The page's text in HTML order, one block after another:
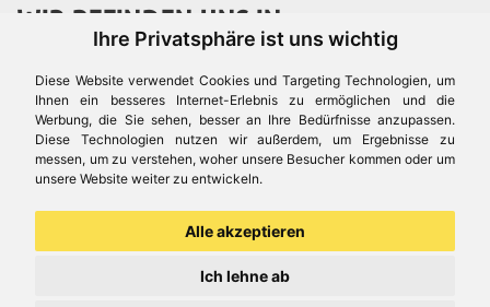
Ihre Privatsphäre ist uns wichtig
Diese Website verwendet Cookies und Targeting Technologien, um
Ihnen ein besseres Internet-Erlebnis zu ermöglichen und die
Werbung, die Sie sehen, besser an Ihre Bedürfnisse anzupassen.
Diese Technologien nutzen wir außerdem, um Ergebnisse zu
messen, um zu verstehen, woher unsere Besucher kommen oder um
unsere Website weiter zu entwickeln.
Alle akzeptieren
Ich lehne ab
WIR BEFINDEN UNS IN
Es gibt uns auch in